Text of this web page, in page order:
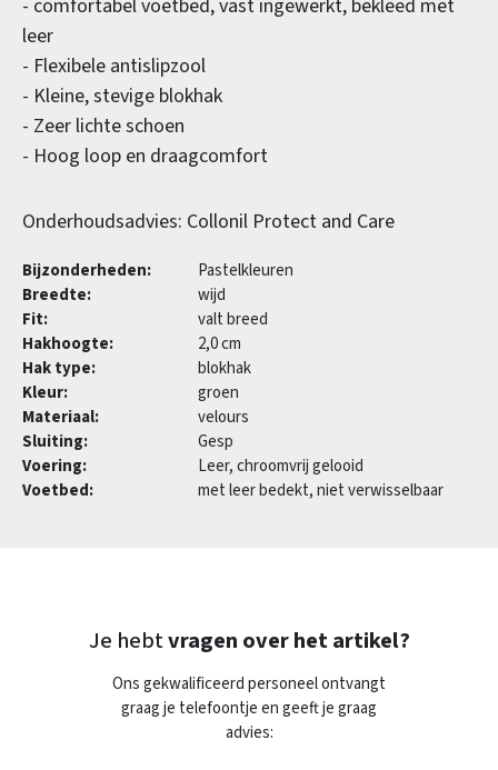
- comfortabel voetbed, vast ingewerkt, bekleed met
leer
- Flexibele antislipzool
- Kleine, stevige blokhak
- Zeer lichte schoen
- Hoog loop en draagcomfort
Onderhoudsadvies: Collonil Protect and Care
Bijzonderheden:
Pastelkleuren
Breedte:
wijd
Fit:
valt breed
Hakhoogte:
2,0 cm
Hak type:
blokhak
Kleur:
groen
Materiaal:
velours
Sluiting:
Gesp
Voering:
Leer, chroomvrij gelooid
Voetbed:
met leer bedekt, niet verwisselbaar
Je hebtvragen over het artikel?
Ons gekwalificeerd personeel ontvangt
graag je telefoontje en geeft je graag
advies: